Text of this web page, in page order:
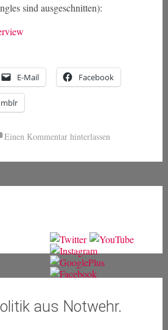
sind ausgeschnitten):
E-Mail Facebook
Einen Kommentar hinterlassen
aus Notwehr.